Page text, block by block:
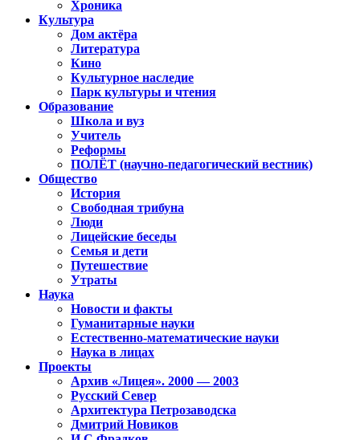
Хроника
Культура
Дом актёра
Литература
Кино
Культурное наследие
Парк культуры и чтения
Образование
Школа и вуз
Учитель
Реформы
ПОЛЁТ (научно-педагогический вестник)
Общество
История
Свободная трибуна
Люди
Лицейские беседы
Семья и дети
Путешествие
Утраты
Наука
Новости и факты
Гуманитарные науки
Естественно-математические науки
Наука в лицах
Проекты
Архив «Лицея». 2000 — 2003
Русский Север
Архитектура Петрозаводска
Дмитрий Новиков